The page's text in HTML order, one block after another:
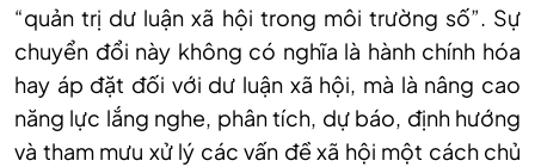
“quản trị dư luận xã hội trong môi trường số”. Sự
chuyển đổi này không có nghĩa là hành chính hóa
hay áp đặt đối với dư luận xã hội, mà là nâng cao
năng lực lắng nghe, phân tích, dự báo, định hướng
và tham mưu xử lý các vấn đề xã hội một cách chủ